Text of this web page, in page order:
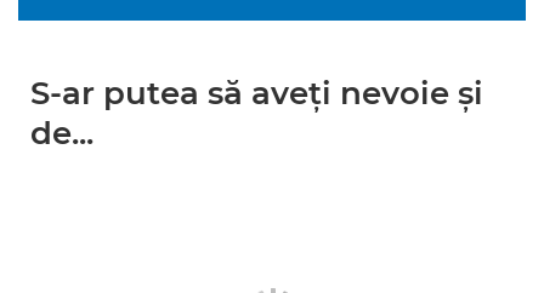
S-ar putea să aveţi nevoie şi
de...